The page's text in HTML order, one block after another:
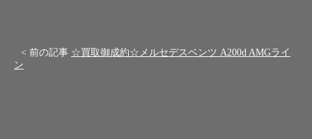
< 前の記事 ☆買取御成約☆メルセデスベンツ A200d AMGライ
ン